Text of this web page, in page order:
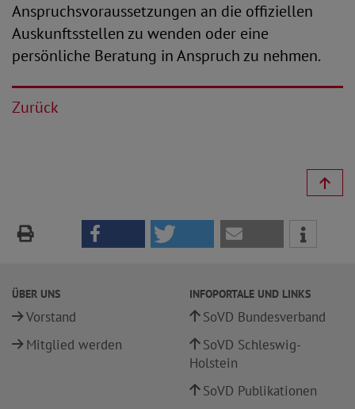
Anspruchsvoraussetzungen an die offiziellen
Auskunftsstellen zu wenden oder eine
persönliche Beratung in Anspruch zu nehmen.
Zurück
ÜBER UNS
Vorstand
Mitglied werden
INFOPORTALE UND LINKS
SoVD Bundesverband
SoVD Schleswig-
Holstein
SoVD Publikationen